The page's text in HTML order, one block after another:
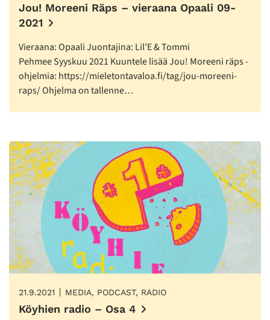
Jou! Moreeni Räps – vieraana Opaali 09-
2021
Vieraana: Opaali Juontajina: Lil’E & Tommi
Pehmee Syyskuu 2021 Kuuntele lisää Jou! Moreeni räps -
ohjelmia: https://mieletontavaloa.fi/tag/jou-moreeni-
raps/ Ohjelma on tallenne…
21.9.2021 MEDIA, PODCAST, RADIO
Köyhien radio – Osa 4